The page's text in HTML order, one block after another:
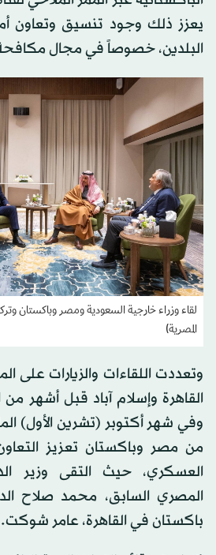
يعزز ذلك وجود تنسيق وتعاون
البلدين، خصوصاً في مجال مكافحة
لقاء وزراء خارجية السعودية ومصر وباكستان
المصرية)
وتعددت اللقاءات والزيارات على
القاهرة وإسلام آباد قبل أشهر من
وفي شهر أكتوبر (تشرين الأول)
من مصر وباكستان تعزيز
العسكري، حيث التقى وزير
المصري السابق، محمد صلاح
باكستان في القاهرة، عامر شوكت.